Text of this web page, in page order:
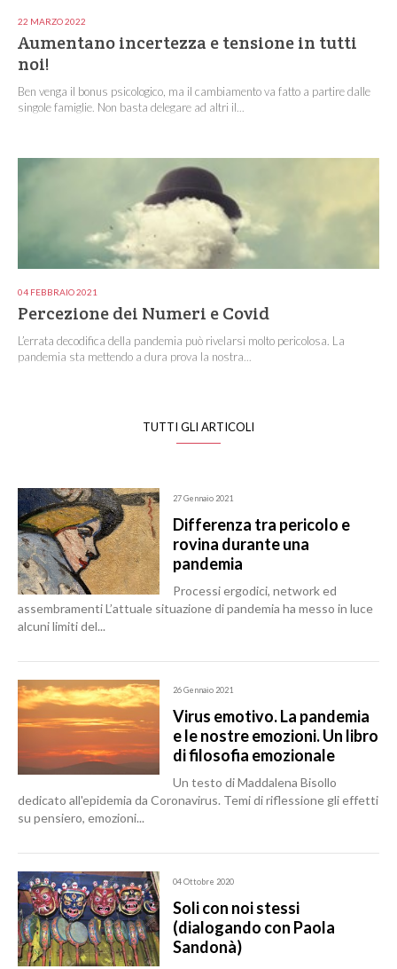
22 MARZO 2022
Aumentano incertezza e tensione in tutti
noi!
Ben venga il bonus psicologico, ma il cambiamento va fatto a partire dalle
singole famiglie. Non basta delegare ad altri il...
04 FEBBRAIO 2021
Percezione dei Numeri e Covid
L’errata decodifica della pandemia può rivelarsi molto pericolosa. La
pandemia sta mettendo a dura prova la nostra...
TUTTI GLI ARTICOLI
27 Gennaio 2021
Differenza tra pericolo e
rovina durante una
pandemia
Processi ergodici, network ed
assembramenti L’attuale situazione di pandemia ha messo in luce
alcuni limiti del...
26 Gennaio 2021
Virus emotivo. La pandemia
e le nostre emozioni. Un libro
di filosofia emozionale
Un testo di Maddalena Bisollo
dedicato all'epidemia da Coronavirus. Temi di riflessione gli effetti
su pensiero, emozioni...
04 Ottobre 2020
Soli con noi stessi
(dialogando con Paola
Sandonà)